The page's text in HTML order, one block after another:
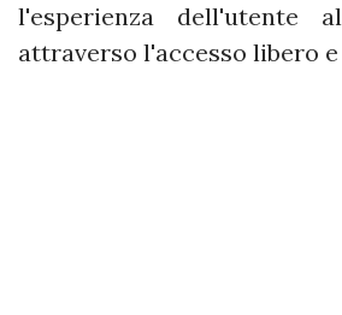
l'esperienza dell'utente
attraverso l'accesso libero